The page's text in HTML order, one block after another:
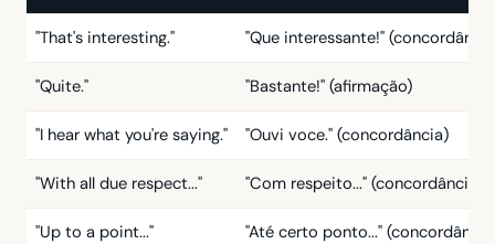
"That's interesting." "Que interessante!"
"Quite." "Bastante!" (afirmação)
"I hear what you're saying." "Ouvi voce." (concordância)
"With all due respect..." "Com respeito..." (concordância
"Up to a point..." "Até certo ponto..."